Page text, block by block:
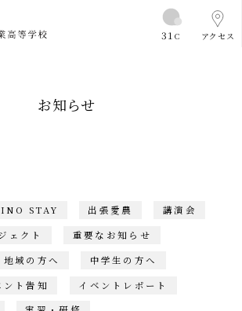
アクセス
31 C
お知らせ
STAY 出張愛農
講演会
ェクト
重要なお知らせ
地域の方へ
中学生の方へ
ント告知
イベントレポート